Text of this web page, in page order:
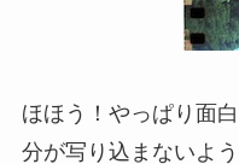
ほほう！やっぱり面
分が写り込まないよ